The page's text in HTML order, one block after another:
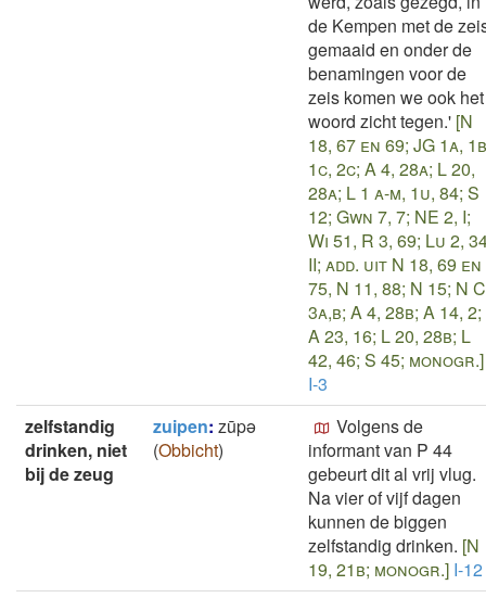
de Kempen met de
gemaaid en onder de
benamingen voor de
zeis komen we ook het
woord zicht tegen.' [N
18, 67 en 69; JG 1a,
1c, 2c; A 4, 28a; L 20,
28a; L 1 a-m, 1u, 84; S
12; Gwn 7, 7; NE 2, I;
Wi 51, R 3, 69; Lu 2,
II; add. uit N 18, 69 en
75, N 11, 88; N 15; N
3a,b; A 4, 28b; A 14, 2;
A 23, 16; L 20, 28b; L
42, 46; S 45; monogr.]
I-3
zelfstandig
drinken, niet
bij de zeug
zuipen: zūpǝ
(Obbicht)
Volgens de
informant van P 44
gebeurt dit al vrij vlug.
Na vier of vijf dagen
kunnen de biggen
zelfstandig drinken. [N
19, 21b; monogr.] I-12